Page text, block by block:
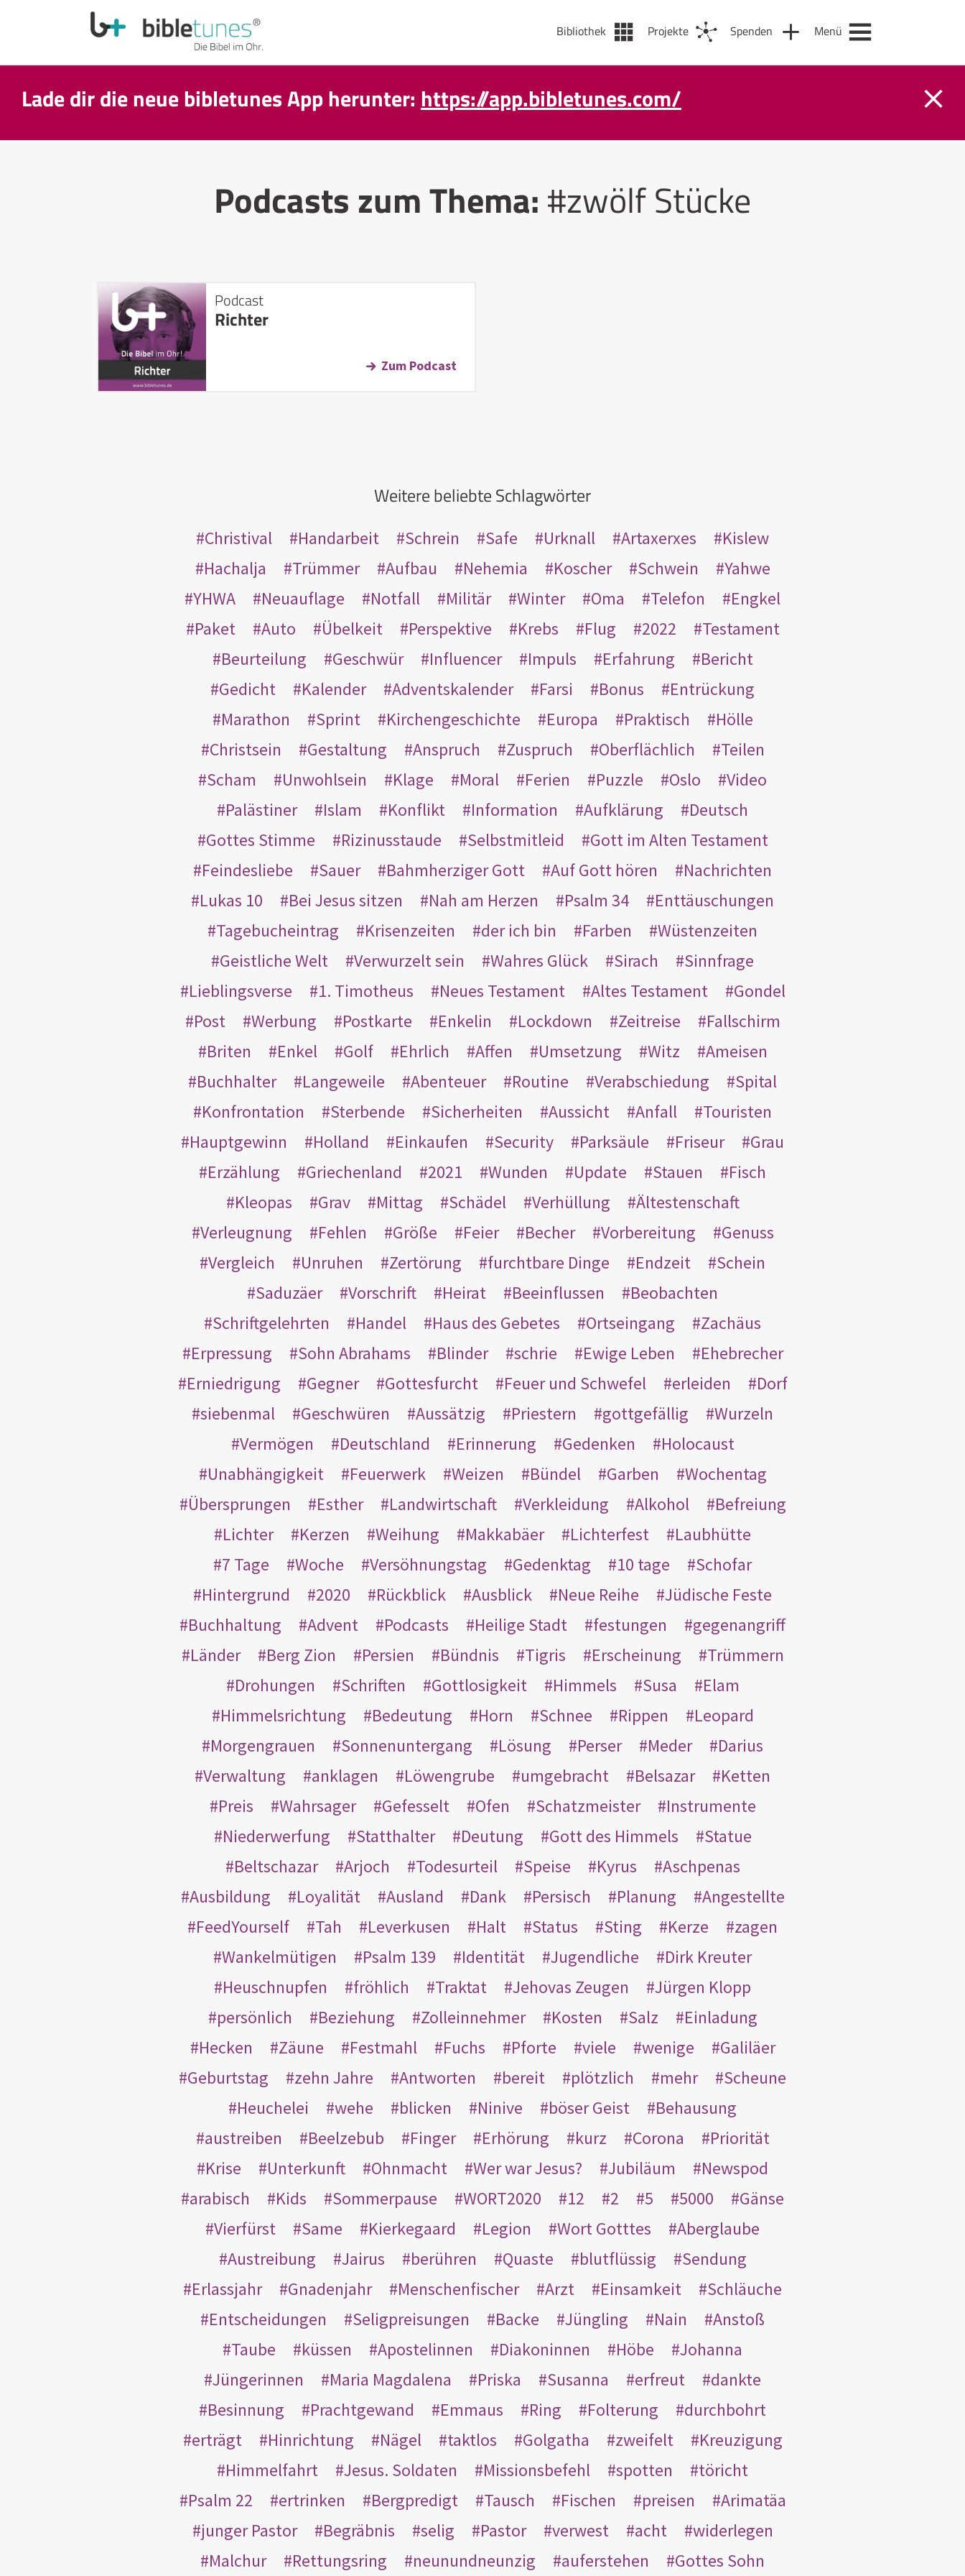
Bibliothek Projekte Spenden Menü
Lade dir die neue bibletunes App herunter: https://app.bibletunes.com/
Podcasts zum Thema:#zwölf Stücke
Podcast
Richter
Zum Podcast
Weitere beliebte Schlagwörter
Christival Handarbeit Schrein Safe Urknall Artaxerxes
Kislew
Hachalja
Trümmer Aufbau Nehemia Koscher Schwein
Yahwe
YHWA
Neuauflage Notfall Militär Winter Oma Telefon
Engkel
Paket
Auto Übelkeit Perspektive Krebs Flug 2022
Testament
Beurteilung
Geschwür Influencer Impuls Erfahrung
Bericht
Gedicht
Kalender Adventskalender Farsi Bonus
Entrückung
Marathon
Sprint Kirchengeschichte Europa Praktisch
Hölle
Christsein
Gestaltung Anspruch Zuspruch Oberflächlich
Teilen
Scham
Unwohlsein Klage Moral Ferien Puzzle Oslo
Video
Palästiner
Islam Konflikt Information Aufklärung
Deutsch
Gottes Stimme
Rizinusstaude Selbstmitleid
Gott im Alten Testament
Feindesliebe
Sauer Bahmherziger Gott Auf Gott hören
Nachrichten
Lukas 10
Bei Jesus sitzen Nah am Herzen Psalm 34
Enttäuschungen
Tagebucheintrag
Krisenzeiten der ich bin Farben
Wüstenzeiten
Geistliche Welt
Verwurzelt sein Wahres Glück Sirach
Sinnfrage
Lieblingsverse
1. Timotheus Neues Testament Altes Testament
Gondel
Post
Werbung Postkarte Enkelin Lockdown Zeitreise
Fallschirm
Briten
Enkel Golf Ehrlich Affen Umsetzung Witz
Ameisen
Buchhalter
Langeweile Abenteuer Routine Verabschiedung
Spital
Konfrontation
Sterbende Sicherheiten Aussicht Anfall
Touristen
Hauptgewinn
Holland Einkaufen Security Parksäule Friseur
Grau
Erzählung
Griechenland 2021 Wunden Update Stauen
Fisch
Kleopas
Grav Mittag Schädel Verhüllung
Ältestenschaft
Verleugnung
Fehlen Größe Feier Becher Vorbereitung
Genuss
Vergleich
Unruhen Zertörung furchtbare Dinge Endzeit
Schein
Saduzäer
Vorschrift Heirat Beeinflussen
Beobachten
Schriftgelehrten
Handel Haus des Gebetes Ortseingang
Zachäus
Erpressung
Sohn Abrahams Blinder schrie Ewige Leben
Ehebrecher
Erniedrigung
Gegner Gottesfurcht Feuer und Schwefel erleiden
Dorf
siebenmal
Geschwüren Aussätzig Priestern gottgefällig
Wurzeln
Vermögen
Deutschland Erinnerung Gedenken
Holocaust
Unabhängigkeit
Feuerwerk Weizen Bündel Garben
Wochentag
Übersprungen
Esther Landwirtschaft Verkleidung Alkohol
Befreiung
Lichter
Kerzen Weihung Makkabäer Lichterfest
Laubhütte
7 Tage
Woche Versöhnungstag Gedenktag 10 tage
Schofar
Hintergrund
2020 Rückblick Ausblick Neue Reihe
Jüdische Feste
Buchhaltung
Advent Podcasts Heilige Stadt festungen
gegenangriff
Länder
Berg Zion Persien Bündnis Tigris Erscheinung
Trümmern
Drohungen
Schriften Gottlosigkeit Himmels Susa
Elam
Himmelsrichtung
Bedeutung Horn Schnee Rippen
Leopard
Morgengrauen
Sonnenuntergang Lösung Perser Meder
Darius
Verwaltung
anklagen Löwengrube umgebracht Belsazar
Ketten
Preis
Wahrsager Gefesselt Ofen Schatzmeister
Instrumente
Niederwerfung
Statthalter Deutung Gott des Himmels
Statue
Beltschazar
Arjoch Todesurteil Speise Kyrus
Aschpenas
Ausbildung
Loyalität Ausland Dank Persisch Planung
Angestellte
FeedYourself
Tah Leverkusen Halt Status Sting Kerze
zagen
Wankelmütigen
Psalm 139 Identität Jugendliche
Dirk Kreuter
Heuschnupfen
fröhlich Traktat Jehovas Zeugen
Jürgen Klopp
persönlich
Beziehung Zolleinnehmer Kosten Salz
Einladung
Hecken
Zäune Festmahl Fuchs Pforte viele wenige
Galiläer
Geburtstag
zehn Jahre Antworten bereit plötzlich mehr
Scheune
Heuchelei
wehe blicken Ninive böser Geist
Behausung
austreiben
Beelzebub Finger Erhörung kurz Corona
Priorität
Krise
Unterkunft Ohnmacht Wer war Jesus? Jubiläum
Newspod
arabisch
Kids Sommerpause WORT2020 12 2 5 5000
Gänse
Vierfürst
Same Kierkegaard Legion Wort Gotttes
Aberglaube
Austreibung
Jairus berühren Quaste blutflüssig
Sendung
Erlassjahr
Gnadenjahr Menschenfischer Arzt Einsamkeit
Schläuche
Entscheidungen
Seligpreisungen Backe Jüngling Nain
Anstoß
Taube
küssen Apostelinnen Diakoninnen Höbe
Johanna
Jüngerinnen
Maria Magdalena Priska Susanna erfreut
dankte
Besinnung
Prachtgewand Emmaus Ring Folterung
durchbohrt
erträgt
Hinrichtung Nägel taktlos Golgatha zweifelt
Kreuzigung
Himmelfahrt
Jesus. Soldaten Missionsbefehl spotten
töricht
Psalm 22
ertrinken Bergpredigt Tausch Fischen preisen
Arimatäa
junger Pastor
Begräbnis selig Pastor verwest acht
widerlegen
Malchur
Rettungsring neunundneunzig auferstehen Gottes Sohn